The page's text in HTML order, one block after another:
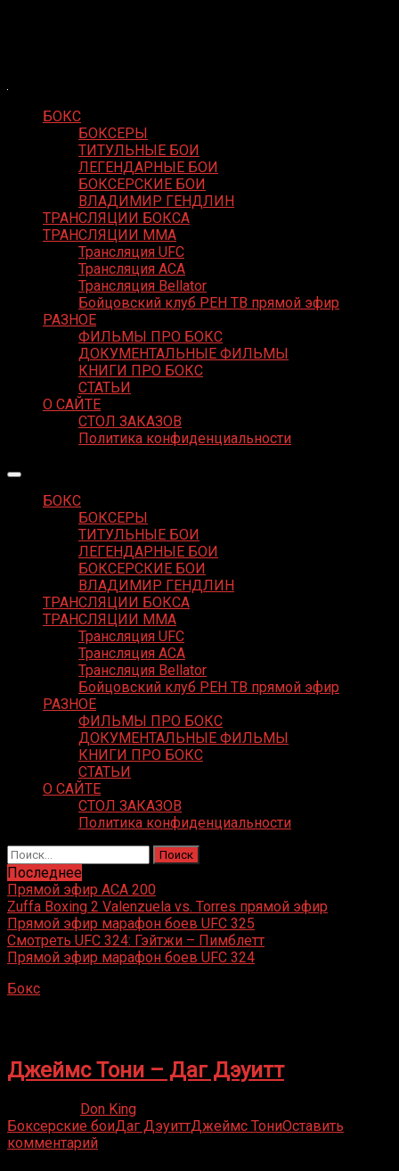
БОКС
БОКСЕРЫ
ТИТУЛЬНЫЕ БОИ
ЛЕГЕНДАРНЫЕ БОИ
БОКСЕРСКИЕ БОИ
ВЛАДИМИР ГЕНДЛИН
ТРАНСЛЯЦИИ БОКСА
ТРАНСЛЯЦИИ MMA
Трансляция UFC
Трансляция ACA
Трансляция Bellator
Бойцовский клуб РЕН ТВ прямой эфир
РАЗНОЕ
ФИЛЬМЫ ПРО БОКС
ДОКУМЕНТАЛЬНЫЕ ФИЛЬМЫ
КНИГИ ПРО БОКС
СТАТЬИ
О САЙТЕ
СТОЛ ЗАКАЗОВ
Политика конфиденциальности
БОКС
БОКСЕРЫ
ТИТУЛЬНЫЕ БОИ
ЛЕГЕНДАРНЫЕ БОИ
БОКСЕРСКИЕ БОИ
ВЛАДИМИР ГЕНДЛИН
ТРАНСЛЯЦИИ БОКСА
ТРАНСЛЯЦИИ MMA
Трансляция UFC
Трансляция ACA
Трансляция Bellator
Бойцовский клуб РЕН ТВ прямой эфир
РАЗНОЕ
ФИЛЬМЫ ПРО БОКС
ДОКУМЕНТАЛЬНЫЕ ФИЛЬМЫ
КНИГИ ПРО БОКС
СТАТЬИ
О САЙТЕ
СТОЛ ЗАКАЗОВ
Политика конфиденциальности
Найти:
Последнее
Прямой эфир ACA 200
Zuffa Boxing 2 Valenzuela vs. Torres прямой эфир
Прямой эфир марафон боев UFC 325
Смотреть UFC 324: Гэйтжи – Пимблетт
Прямой эфир марафон боев UFC 324
Бокс
Джеймс Тони – Даг Дэуитт
Don King
Боксерские боиДаг ДэуиттДжеймс ТониОставить
комментарий